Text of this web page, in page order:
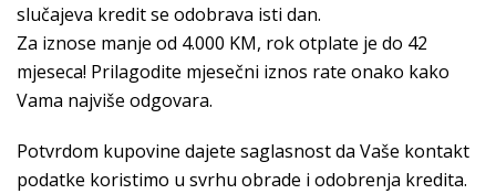
slučajeva kredit se odobrava isti dan.
Za iznose manje od 4.000 KM, rok otplate je do 42
mjeseca! Prilagodite mjesečni iznos rate onako kako
Vama najviše odgovara.
Potvrdom kupovine dajete saglasnost da Vaše kontakt
podatke koristimo u svrhu obrade i odobrenja kredita.